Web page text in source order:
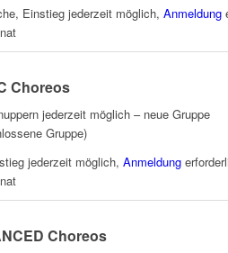
Einstieg jederzeit möglich, Anmeldung
Choreos
jederzeit möglich – neue Gruppe
Gruppe)
jederzeit möglich, Anmeldung
Choreos